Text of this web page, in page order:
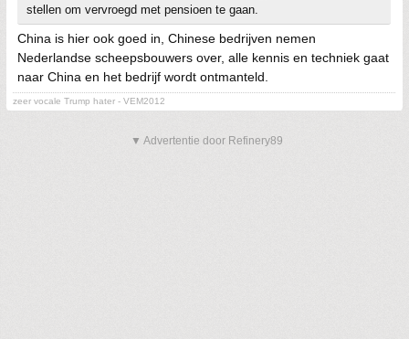
stellen om vervroegd met pensioen te gaan.
China is hier ook goed in, Chinese bedrijven nemen
Nederlandse scheepsbouwers over, alle kennis en techniek gaat
naar China en het bedrijf wordt ontmanteld.
zeer vocale Trump hater - VEM2012
▼ Advertentie door Refinery89